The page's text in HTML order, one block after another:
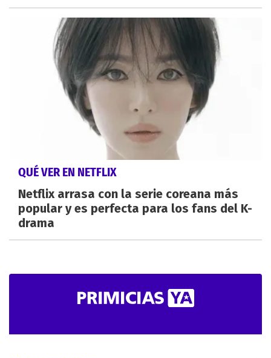
QUÉ VER EN NETFLIX
Netflix arrasa con la serie coreana más
popular y es perfecta para los fans del K-
drama